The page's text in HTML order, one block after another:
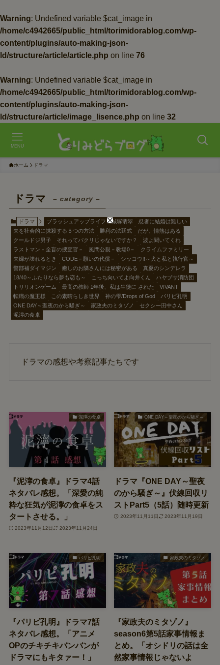
Warning: Undefined variable $cat_image in
/home/c4942665/public_html/torimidorablog.com/wp-
content/plugins/auto-making-json-
ld/structure/article/article.php on line 76
Warning: Undefined variable $cat_image in
/home/c4942665/public_html/torimidorablog.com/wp-
content/plugins/auto-making-json-
ld/structure/article/image_lisence.php on line 32
MENU
ホーム ドラマ
ドラマ – category –
ドラマ ブラッシュアップライフ 城塚翡翠
忍者に結婚は難しい
夫を社会的に抹殺する５つの方法
勝利の法廷式
だが、情熱はある
クールドジ男子
それってパクリじゃないですか？
波よ聞いてくれ
ラストマン－全盲の捜査官－
風間公親－教場0－
クライムファミリー
夫婦が壊れるとき
CODE－願いの代償－
シッコウ!!～犬と私と執行官～
警部補ダイマジン
癒しのお隣さんには秘密がある
真夏のシンデレラ
18/40～ふたりなら夢も恋も～
こっち向いてよ向井くん
ハヤブサ消防団
トリリオンゲーム
最高の教師 1年後、私は生徒に された
VIVANT
転職の魔王様
この素晴らしき世界 神の雫/Drops of God
パリピ孔明
ONE DAY～聖夜のから騒ぎ～
家政夫のミタゾノ
セクシー田中さん
泥濘の食卓
ドラマの感想や考察記事たちです
泥濘の食卓
『泥濘の食卓』ドラマ4話
ネタバレ感想。「深愛の純
粋な狂気が泥濘の食卓をス
タートさせる。」
2023年11月12日 2023年11月24日
ONE DAY～聖夜のから騒ぎ～
ドラマ『ONE DAY～聖夜
のから騒ぎ～』伏線回収リ
ストPart5（5話）随時更新
2023年11月11日 2023年11月19日
パリピ孔明
『パリピ孔明』ドラマ7話
ネタバレ感想。「アニメ
OPのチキチキバンバンが
ドラマにもキタァー！」
家政夫のミタゾノ
『家政夫のミタゾノ』
season6第5話家事情報ま
とめ。「オシドリの話は全
然家事情報じゃないよ